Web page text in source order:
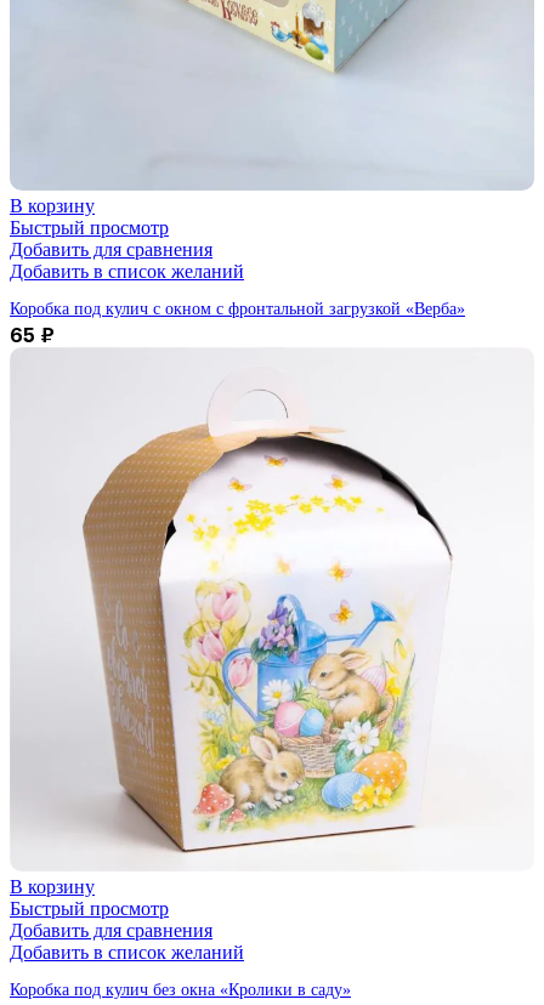
В корзину
Быстрый просмотр
Добавить для сравнения
Добавить в список желаний
Коробка под кулич с окном с фронтальной загрузкой «Верба»
65 ₽
В корзину
Быстрый просмотр
Добавить для сравнения
Добавить в список желаний
Коробка под кулич без окна «Кролики в саду»